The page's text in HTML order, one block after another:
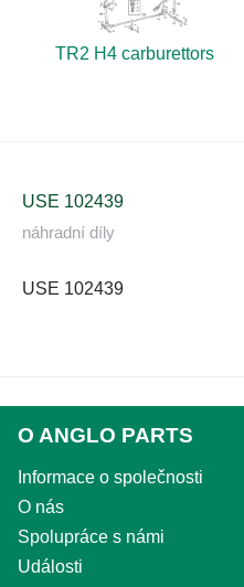
TR2 H4 carburettors
USE 102439
náhradní díly
USE 102439
O ANGLO PARTS
Informace o společnosti
O nás
Spolupráce s námi
Události